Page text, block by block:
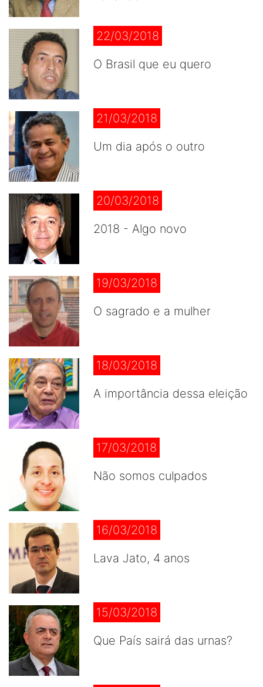
22/03/2018
O Brasil que eu quero
21/03/2018
Um dia após o outro
20/03/2018
2018 - Algo novo
19/03/2018
O sagrado e a mulher
18/03/2018
A importância dessa eleição
17/03/2018
Não somos culpados
16/03/2018
Lava Jato, 4 anos
15/03/2018
Que País sairá das urnas?